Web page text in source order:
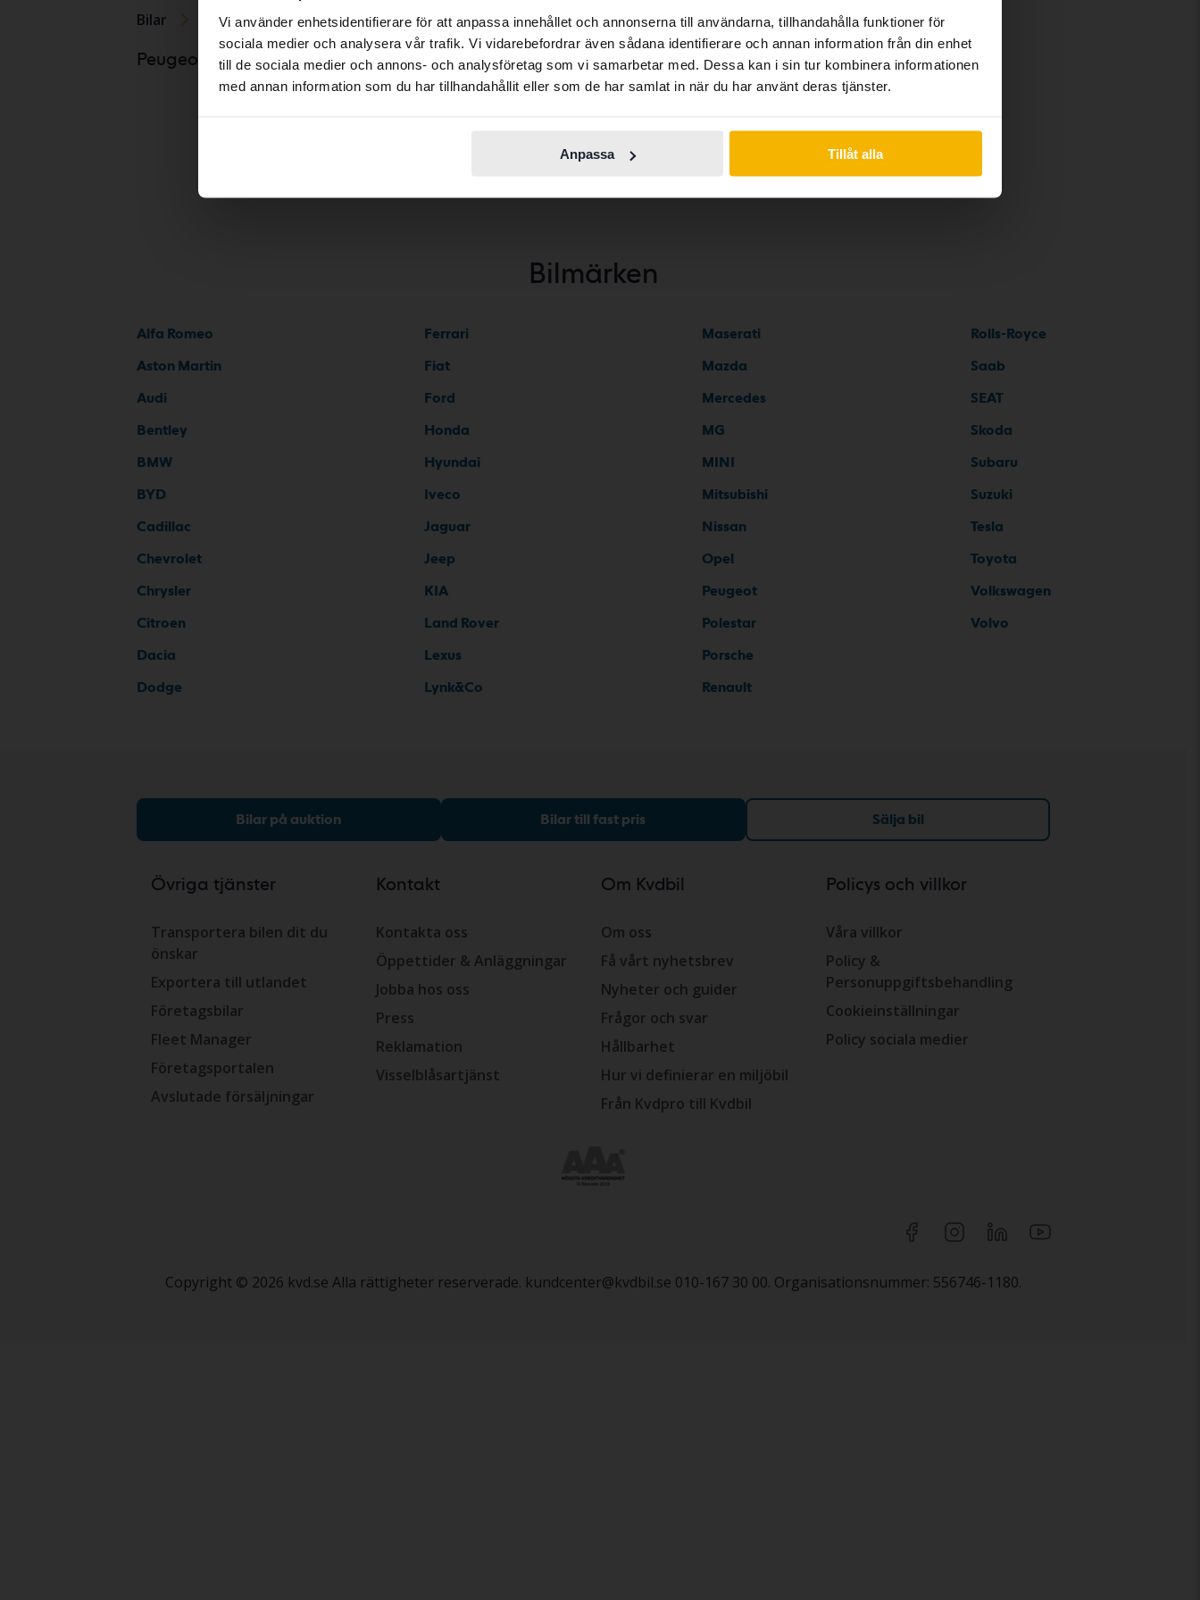
Vi använder enhetsidentifierare för att anpassa innehållet och annonserna till användarna, tillhandahålla funktioner för
sociala medier och analysera vår trafik. Vi vidarebefordrar även sådana identifierare och annan information från din enhet
till de sociala medier och annons- och analysföretag som vi samarbetar med. Dessa kan i sin tur kombinera informationen
med annan information som du har tillhandahållit eller som de har samlat in när du har använt deras tjänster.
Anpassa Tillåt alla
Bilar Peugeot 308
Peugeotmodeller
Peugeot 2008
Peugeot 208
Peugeot 3008
Peugeot 308
Peugeot 5008
Peugeot 508
Bilmärken
Alfa Romeo
Aston Martin
Audi
Bentley
BMW
BYD
Cadillac
Chevrolet
Chrysler
Citroen
Dacia
Dodge
Ferrari
Fiat
Ford
Honda
Hyundai
Iveco
Jaguar
Jeep
KIA
Land Rover
Lexus
Lynk&Co
Maserati
Mazda
Mercedes
MG
MINI
Mitsubishi
Nissan
Opel
Peugeot
Polestar
Porsche
Renault
Rolls-Royce
Saab
SEAT
Skoda
Subaru
Suzuki
Tesla
Toyota
Volkswagen
Volvo
Bilar på auktion Bilar till fast pris Sälja bil
Övriga tjänster
Transportera bilen dit du
önskar
Exportera till utlandet
Företagsbilar
Fleet Manager
Företagsportalen
Avslutade försäljningar
Kontakt
Kontakta oss
Öppettider & Anläggningar
Jobba hos oss
Press
Reklamation
Visselblåsartjänst
Om Kvdbil
Om oss
Få vårt nyhetsbrev
Nyheter och guider
Frågor och svar
Hållbarhet
Hur vi definierar en miljöbil
Från Kvdpro till Kvdbil
Policys och villkor
Våra villkor
Policy &
Personuppgiftsbehandling
Cookieinställningar
Policy sociala medier
Copyright © 2026 kvd.se Alla rättigheter reserverade. kundcenter@kvdbil.se 010-167 30 00. Organisationsnummer: 556746-1180.
abroad we have an English language site (kvdcars.com) that
contains all the same vehicles and services.
Continue in